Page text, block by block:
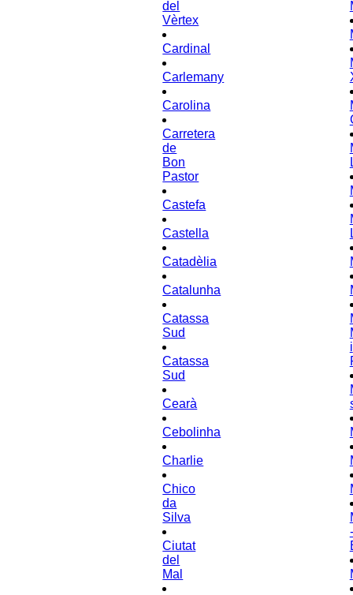
del
Vèrtex
Cardinal
Carlemany
Carolina
Carretera
de
Bon
Pastor
Castefa
Castella
Catadèlia
Catalunha
Catassa
Sud
Catassa
Sud
Cearà
Cebolinha
Charlie
Chico
da
Silva
Ciutat
del
Mal
i
-